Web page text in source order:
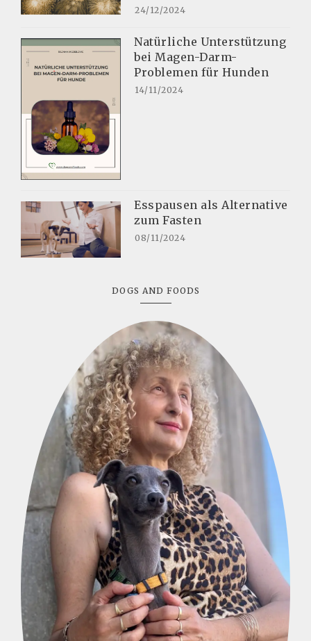
24/12/2024
Natürliche Unterstützung
bei Magen-Darm-
Problemen für Hunden
14/11/2024
Esspausen als Alternative
zum Fasten
08/11/2024
DOGS AND FOODS